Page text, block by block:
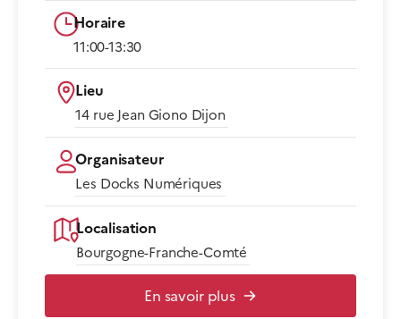
Horaire
11:00-13:30​
Lieu
14 rue Jean Giono Dijon​
Organisateur
Les Docks Numériques
Localisation
Bourgogne-Franche-Comté
En savoir plus